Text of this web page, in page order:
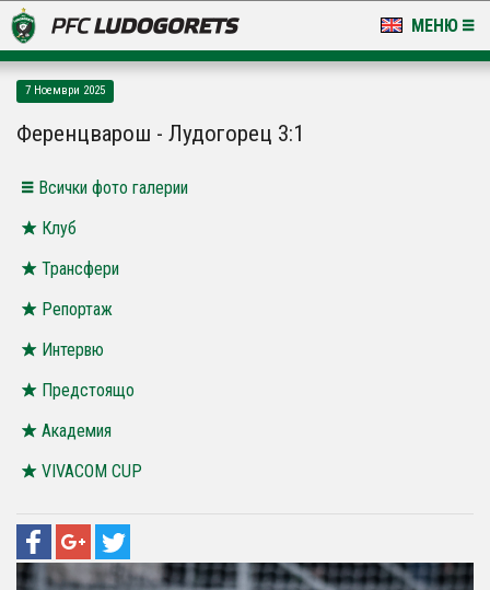
МЕНЮ
LUDOGORETS TV
СТАДИОН & БАЗИ
КЛУБ
ЗА ФЕНОВЕ
7 Ноември 2025
Ференцварош - Лудогорец 3:1
Всички фото галерии
Клуб
Трансфери
Репортаж
Интервю
Предстоящо
Академия
VIVACOM CUP